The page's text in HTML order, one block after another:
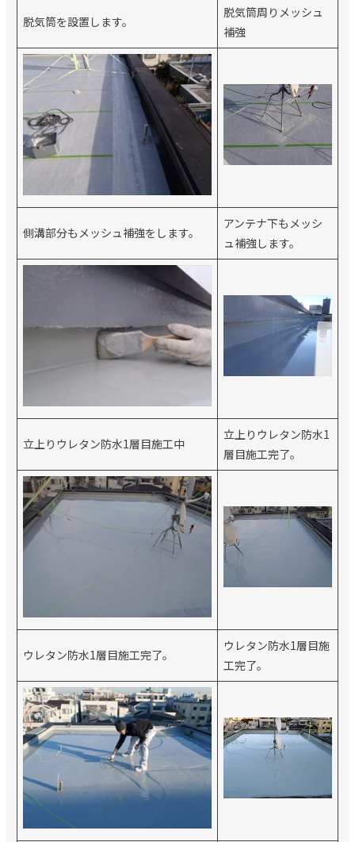
脱気筒を設置します。
脱気筒周りメッシュ
補強
側溝部分もメッシュ補強をします。
アンテナ下もメッシ
ュ補強します。
立上りウレタン防水1層目施工中
立上りウレタン防水1
層目施工完了。
ウレタン防水1層目施工完了。
ウレタン防水1層目施
工完了。